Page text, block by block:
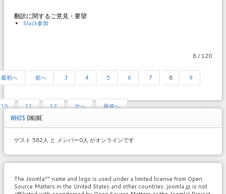
翻訳に関するご意見・要望
Slack参加
8 / 120
最初へ 前へ 3 4 5 6 7 8 9
10 11 12 次へ
最後へ
WHO'S ONLINE
ゲスト 582人 と メンバー0人 がオンラインです
The Joomla!™ name and logo is used under a limited license from Open
Source Matters in the United States and other countries. joomla.jp is not